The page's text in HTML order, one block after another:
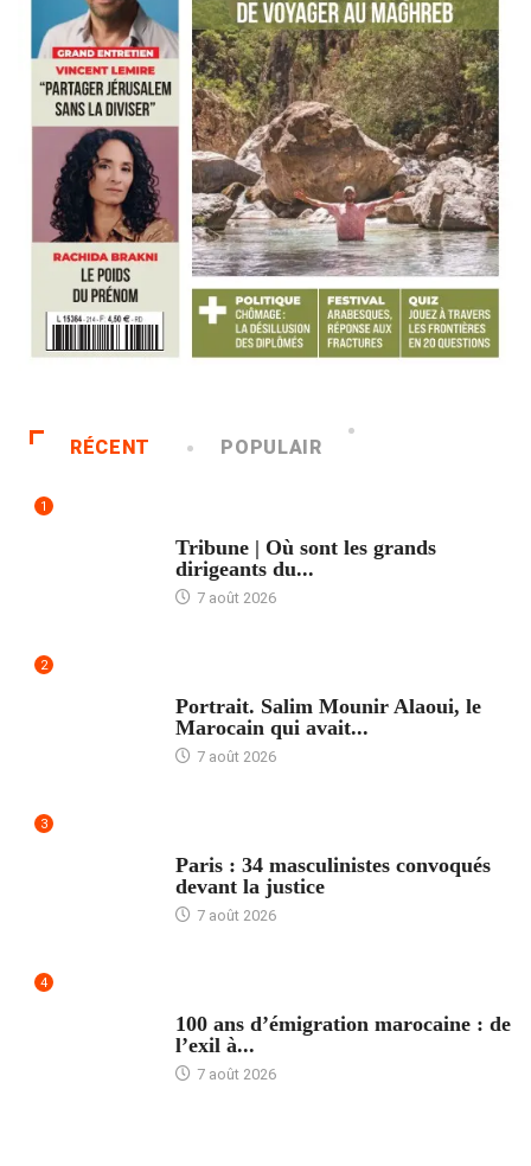
RÉCENT POPULAIR
1
Tribune | Où sont les grands
dirigeants du...
7 août 2026
2
Portrait. Salim Mounir Alaoui, le
Marocain qui avait...
7 août 2026
3
Paris : 34 masculinistes convoqués
devant la justice
7 août 2026
4
100 ans d’émigration marocaine : de
l’exil à...
7 août 2026